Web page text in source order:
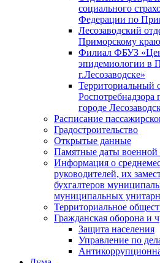
социального
Федерации по
Лесозаводский
Приморскому краю
Филиал ФБУЗ
эпидемиологии в
г.Лесозаводске»
Территориальный
городе
Расписание
Градостроительство
Открытые данные
Памятные даты военной
Информация о
руководителей, их
бухгалтеров
муниципальных
Территориальное
Гражданская оборона и
Защита населения
Управление по